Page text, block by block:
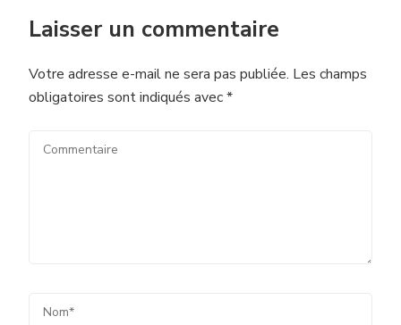
Laisser un commentaire
Votre adresse e-mail ne sera pas publiée. Les champs
obligatoires sont indiqués avec*